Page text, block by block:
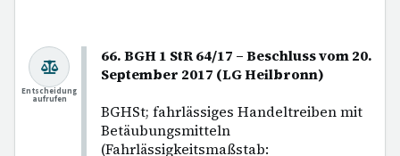
66. BGH 1 StR 64/17 – Beschluss vom 20.
September 2017 (LG Heilbronn)
BGHSt; fahrlässiges Handeltreiben mit
Betäubungsmitteln
(Fahrlässigkeitsmaßstab:
Entscheidung
aufrufen